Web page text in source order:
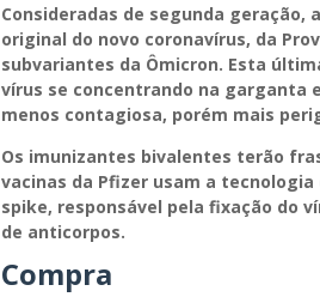
Consideradas de segunda
original do novo coronavírus, da
subvariantes da Ômicron. Esta
vírus se concentrando na garganta
menos contagiosa, porém mais
Os imunizantes bivalentes terão
vacinas da Pfizer usam a
spike, responsável pela fixação do
de anticorpos.
Compra